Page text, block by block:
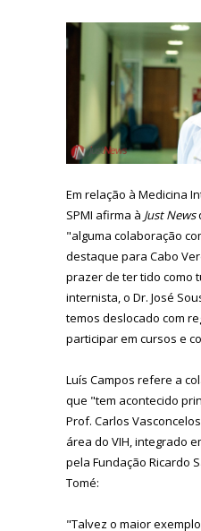
Em relação à Medicina
SPMI afirma à Just News
"alguma colaboração
destaque para Cabo
prazer de ter tido como
internista, o Dr. José
temos deslocado com
participar em cursos e
Luís Campos refere a
que "tem acontecido
Prof. Carlos
área do VIH, integrado
pela Fundação Ricardo
Tomé:
"Talvez o maior